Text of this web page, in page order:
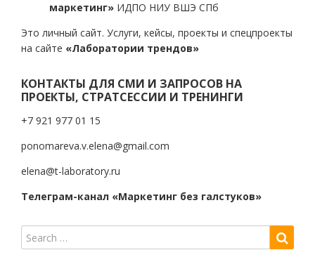
маркетинг» ИДПО НИУ ВШЭ СПб
Это личный сайт. Услуги, кейсы, проекты и спецпроекты
на сайте «Лаборатории трендов»
КОНТАКТЫ ДЛЯ СМИ И ЗАПРОСОВ НА
ПРОЕКТЫ, СТРАТСЕССИИ И ТРЕНИНГИ
+7 921 977 01 15
ponomareva.v.elena@gmail.com
elena@t-laboratory.ru
Телеграм-канал «Маркетинг без галстуков»